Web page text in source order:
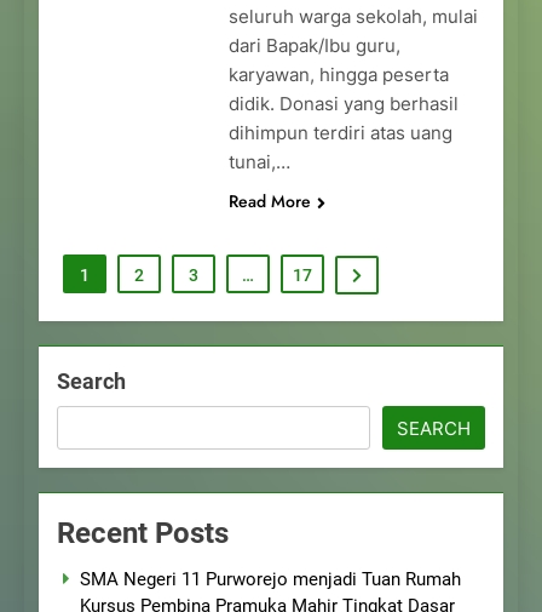
seluruh warga sekolah, mulai
dari Bapak/Ibu guru,
karyawan, hingga peserta
didik. Donasi yang berhasil
dihimpun terdiri atas uang
tunai,…
Read More
1 2 3 … 17
Search
SEARCH
Recent Posts
SMA Negeri 11 Purworejo menjadi Tuan Rumah
Kursus Pembina Pramuka Mahir Tingkat Dasar